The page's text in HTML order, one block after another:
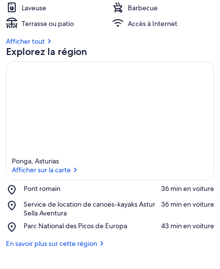
Laveuse
Barbecue
Terrasse ou patio
Accès à Internet
Afficher tout
Explorez la région
Ponga, Asturias
Afficher sur la carte
Pont romain
Place,
romain
‪36 min en voiture‬
Service de location de canoës-kayaks Astur
Sella Aventura
Place,
Service
de
location
de
canoës-
‪36 min en voiture‬
Parc National des Picos de Europa
Place,
National
‪43 min en voiture‬
En savoir plus sur cette région